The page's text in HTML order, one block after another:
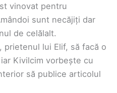
vinovat pentru
sunt necăjiți dar
de celălalt.
prietenul lui Elif, să facă o
Kivilcim vorbește cu
să publice articolul